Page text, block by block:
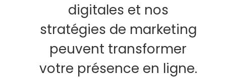
digitales et nos
stratégies de marketing
peuvent transformer
votre présence en ligne.